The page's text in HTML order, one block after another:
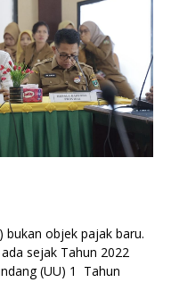
bukan objek pajak baru.
sejak Tahun 2022
(UU) 1 Tahun